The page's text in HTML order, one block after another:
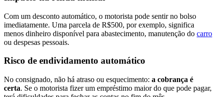
Com um desconto automático, o motorista pode sentir no bolso
imediatamente. Uma parcela de R$500, por exemplo, significa
menos dinheiro disponível para abastecimento, manutenção do carro
ou despesas pessoais.
Risco de endividamento automático
No consignado, não há atraso ou esquecimento: a cobrança é
certa. Se o motorista fizer um empréstimo maior do que pode pagar,